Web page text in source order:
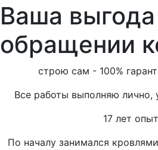
Ваша выгода
обращении
строю сам - 100%
Все работы выполняю лично,
17 лет
По началу занимался